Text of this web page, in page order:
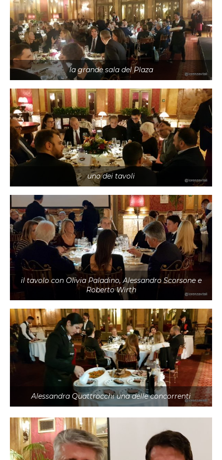
la grande sala del Plaza
uno dei tavoli
il tavolo con Olivia Paladino, Alessandro Scorsone e
Roberto Wirth
Alessandra Quattrocchi una delle concorrenti